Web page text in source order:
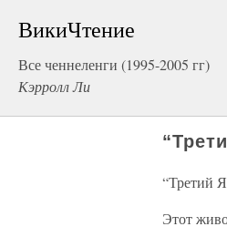
ВикиЧтение
Все ченнеленги (1995-2005 гг)
Кэрролл Ли
“Третий
Этот